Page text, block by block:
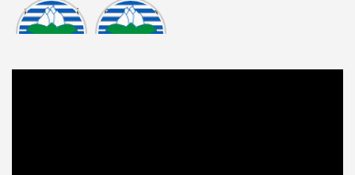
Informasi
Dokumen
tasi